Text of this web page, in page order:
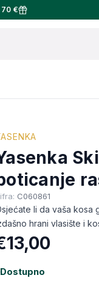
70 €
C060861
li da vaša kosa
hrani vlasište i
Dostupno